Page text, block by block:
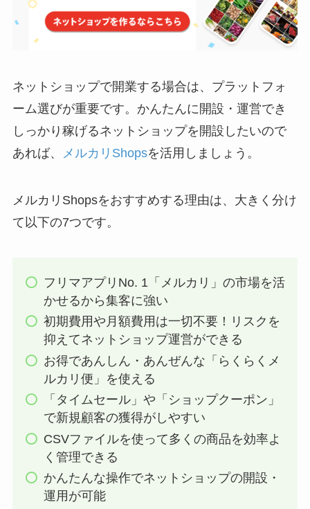
ネットショップで開業する場合は、プラットフォ
ーム選びが重要です。かんたんに開設・運営でき
しっかり稼げるネットショップを開設したいので
あれば、
メルカリShopsを活用しましょう。
メルカリShopsをおすすめする理由は、大きく分け
て以下の7つです。
フリマアプリNo. 1「メルカリ」の市場を活
かせるから集客に強い
初期費用や月額費用は一切不要！リスクを
抑えてネットショップ運営ができる
お得であんしん・あんぜんな「らくらくメ
ルカリ便」を使える
「タイムセール」や「ショップクーポン」
で新規顧客の獲得がしやすい
CSVファイルを使って多くの商品を効率よ
く管理できる
かんたんな操作でネットショップの開設・
運用が可能